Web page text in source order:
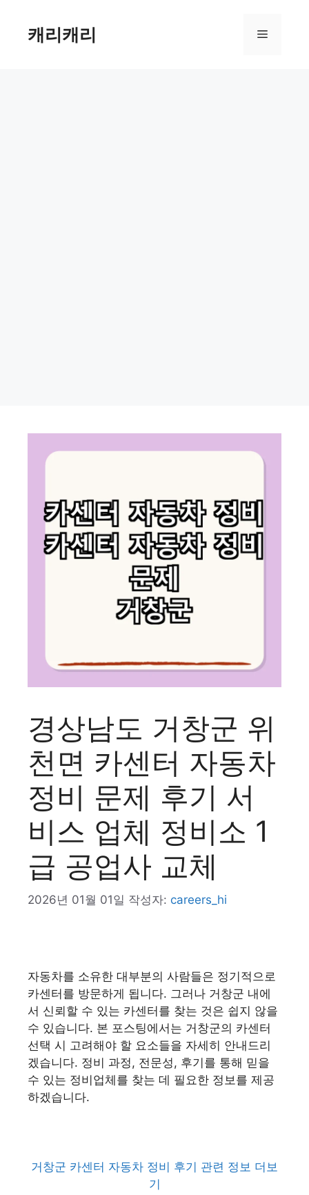
캐리캐리 메
경상남도 거창군 위
천면 카센터 자동차
정비 문제 후기 서
비스 업체 정비소 1
급 공업사 교체
2026년 01월 01일 작성자: careers_hi
자동차를 소유한 대부분의 사람들은 정기적으로
카센터를 방문하게 됩니다. 그러나 거창군 내에
서 신뢰할 수 있는 카센터를 찾는 것은 쉽지 않을
수 있습니다. 본 포스팅에서는 거창군의 카센터
선택 시 고려해야 할 요소들을 자세히 안내드리
겠습니다. 정비 과정, 전문성, 후기를 통해 믿을
수 있는 정비업체를 찾는 데 필요한 정보를 제공
하겠습니다.
거창군 카센터 자동차 정비 후기 관련 정보 더보
기